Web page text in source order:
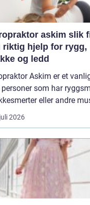
askim slik finner
riktig hjelp for rygg,
og ledd
Askim er et
som har
eller andre
2026